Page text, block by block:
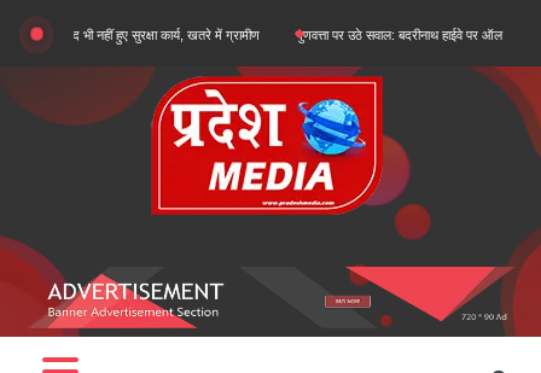
content
भी नहीं हुए सुरक्षा कार्य, खतरे में ग्रामीण गुणवत्ता पर उठे सवाल: बदरीनाथ हाईवे पर ऑल वेदर रोड के